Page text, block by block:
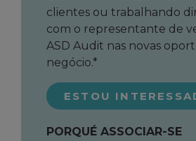
clientes ou trabalhando
com o representante de
ASD Audit nas novas
negócio.*
ESTOU
PORQUÉ ASSOCIAR-SE